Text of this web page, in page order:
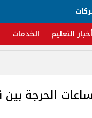
أخبار التعليم الخدمات
الحرجة